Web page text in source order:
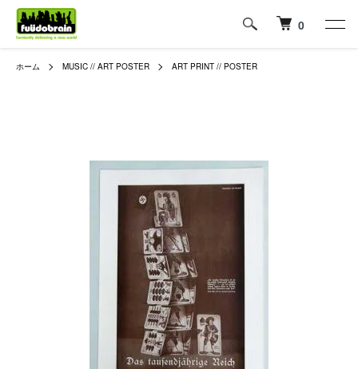
0
ホーム MUSIC // ART POSTER ART PRINT // POSTER